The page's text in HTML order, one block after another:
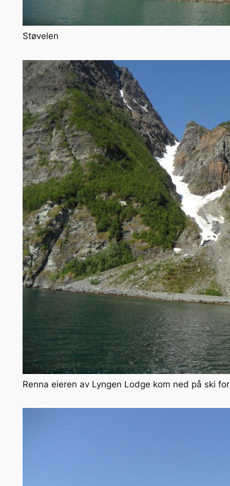
Støvelen
Renna eieren av Lyngen Lodge kom ned på ski